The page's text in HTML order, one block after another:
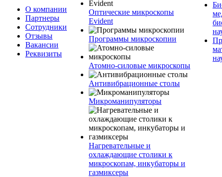
О компании
Партнеры
Сотрудники
Отзывы
Вакансии
Реквизиты
Оптические микроскопы
Evident
Программы микроскопии
Атомно-силовые микроскопы
Антивибрационные столы
Микроманипуляторы
Нагревательные и
охлаждающие столики к
микроскопам, инкубаторы и
газмиксеры